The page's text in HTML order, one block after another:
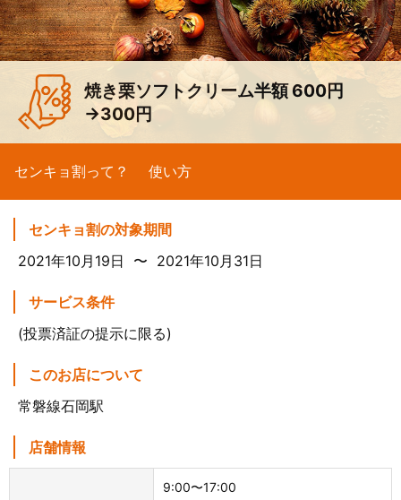
焼き栗ソフトクリーム半額 600円
→300円
センキョ割って？ 使い方
センキョ割の対象期間
2021年10月19日 〜 2021年10月31日
サービス条件
(投票済証の提示に限る)
このお店について
常磐線石岡駅
店舗情報
9:00〜17:00